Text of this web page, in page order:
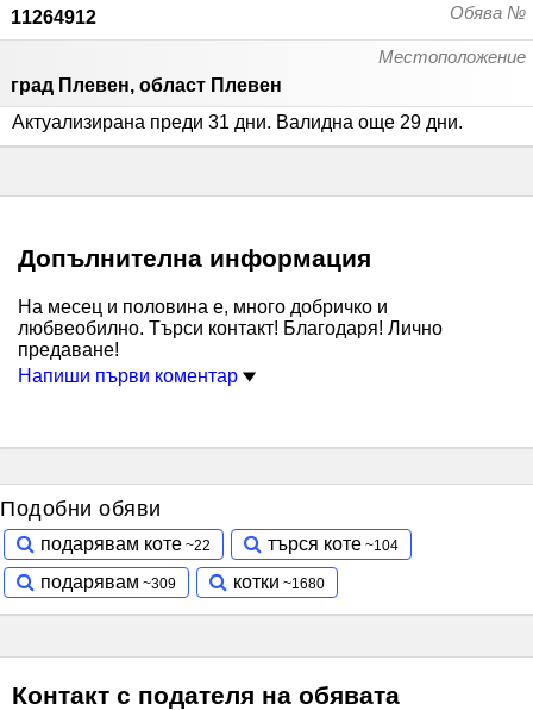
Обява №
11264912
Местоположение
град Плевен, област Плевен
Актуализирана преди 31 дни. Валидна още 29 дни.
Допълнителна информация
На месец и половина е, много добричко и
любвеобилно. Търси контакт! Благодаря! Лично
предаване!
Напиши първи коментар
Подобни обяви
подарявам коте
търся коте
подарявам
котки
Контакт с подателя на обявата